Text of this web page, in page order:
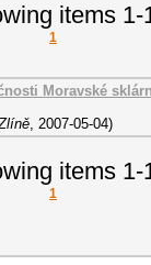
items 1-
1
Moravské
2007-05-04)
items 1-
1